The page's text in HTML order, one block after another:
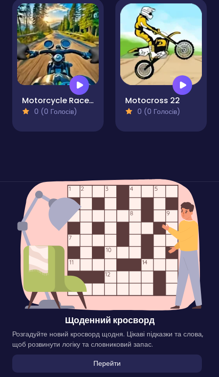
Motorcycle Racer. Road Mayhem
0 (0 Голосів)
Motocross 22
0 (0 Голосів)
Щоденний кросворд
Розгадуйте новий кросворд щодня. Цікаві підказки та слова,
щоб розвинути логіку та словниковий запас.
Перейти